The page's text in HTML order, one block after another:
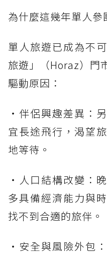
為什麼這幾年單人參
單人旅遊已成為不
旅遊」（Horaz）門
驅動原因：
・伴侶興趣差異：
宜長途飛行，渴望
地等待。
・人口結構改變：
多具備經濟能力與
找不到合適的旅伴。
・安全與風險外包